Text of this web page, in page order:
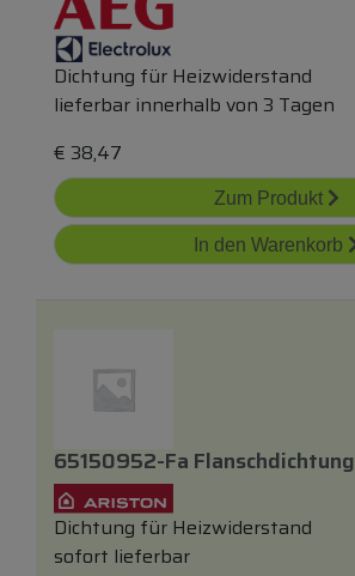
Dichtung für Heizwiderstand
lieferbar innerhalb von 3 Tagen
€ 38,47
Zum Produkt
In den Warenkorb
65150952-Fa Flanschdichtung
Dichtung für Heizwiderstand
sofort lieferbar